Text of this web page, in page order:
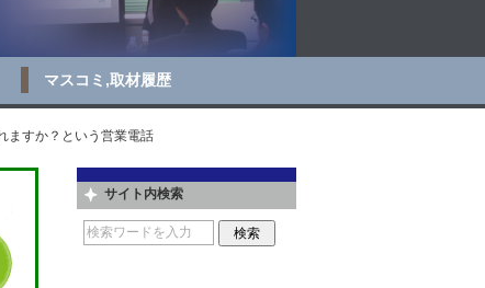
マスコミ,取材履歴
ますか？という営業電話
サイト内検索